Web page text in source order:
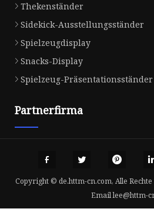
Thekenständer
Sidekick-Ausstellungsständer
Spielzeugdisplay
Snacks-Display
Spielzeug-Präsentationsständer
Partnerfirma
Copyright © de.httm-cn.com, Alle
Emaillee@httm-